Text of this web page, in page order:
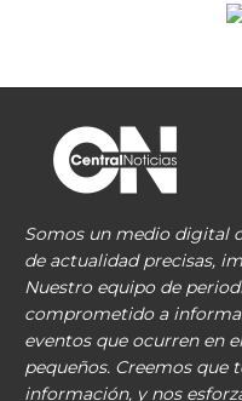
Somos un medio digital
de actualidad precisas,
Nuestro equipo de
comprometido a
eventos que ocurren en
pequeños. Creemos que
información, y nos